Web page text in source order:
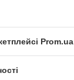
Prom.ua